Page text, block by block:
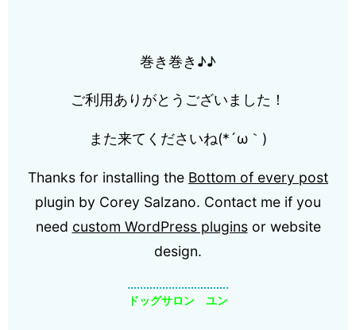
巻き巻き♪♪
ご利用ありがとうございました！
また来てくださいね(*´ω｀)
Thanks for installing the Bottom of every post
plugin by Corey Salzano. Contact me if you
need custom WordPress pluginsor website
design.
ドッグサロン ユン